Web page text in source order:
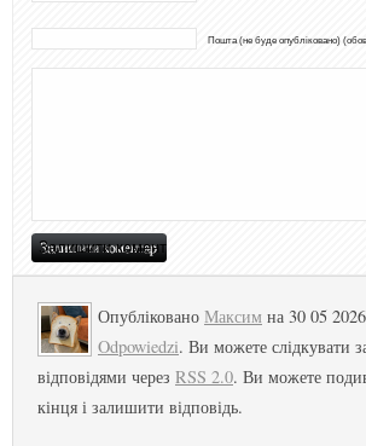
Пошта (не буде опубліковано)
Опубліковано Максим на 30 05
Odpowiedzi. Ви можете слідкувати
відповідями через RSS 2.0. Ви можете
кінця і залишити відповідь.